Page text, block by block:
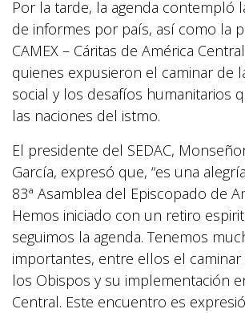
Por la tarde, la agenda contempló
de informes por país, así como la
CAMEX – Cáritas de América
quienes expusieron el caminar de
social y los desafíos humanitarios
las naciones del istmo.
El presidente del SEDAC,
García, expresó que, “es una
83ª Asamblea del Episcopado de
Hemos iniciado con un retiro
seguimos la agenda. Tenemos
importantes, entre ellos el
los Obispos y su implementación
Central. Este encuentro es